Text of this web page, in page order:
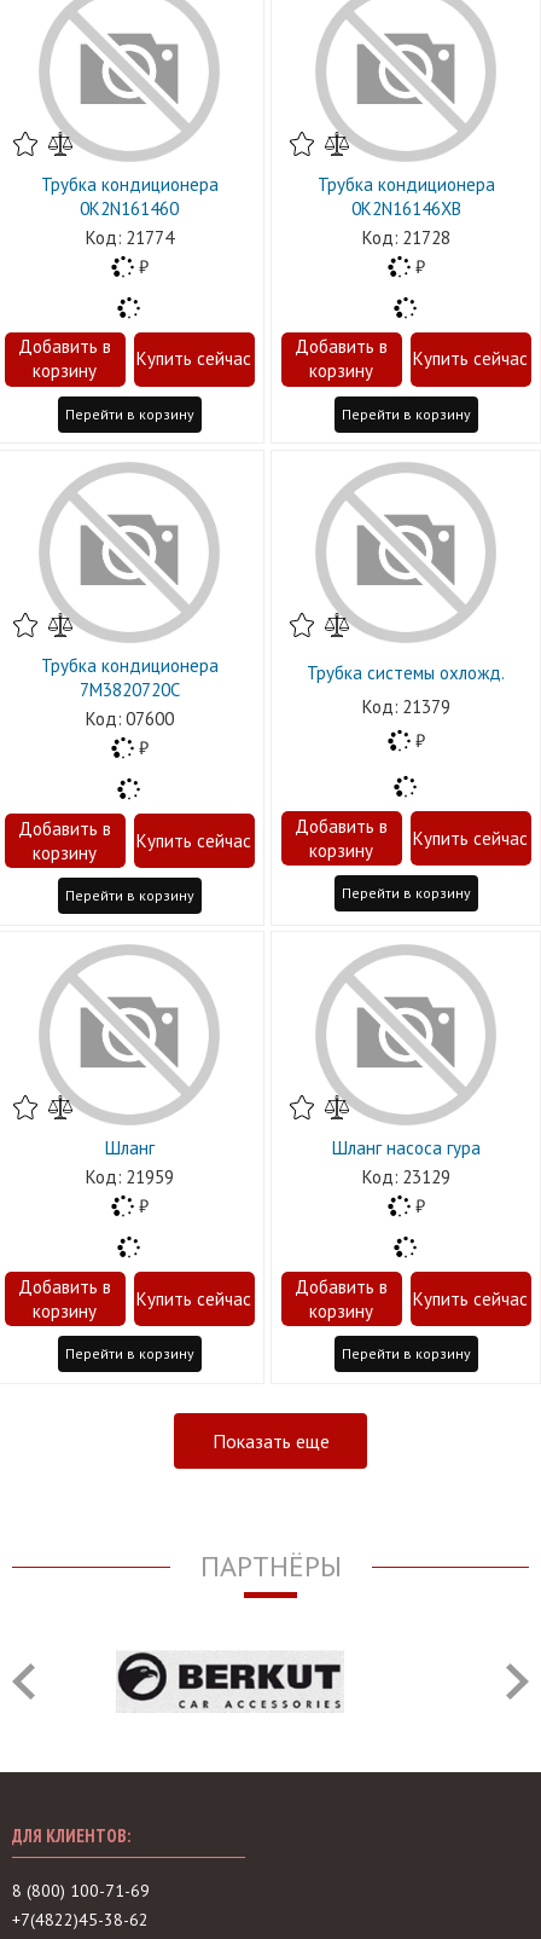
Трубка кондиционера
0K2N161460
21774
Перейти в корзину
Трубка кондиционера
0K2N16146XB
21728
Перейти в корзину
Трубка кондиционера
7M3820720C
07600
Перейти в корзину
Трубка системы охложд.
21379
Перейти в корзину
Шланг
21959
Перейти в корзину
Шланг насоса гура
23129
Перейти в корзину
Показать еще
ПАРТНЁРЫ
ДЛЯ КЛИЕНТОВ:
8 (800) 100-71-69
+7(4822)45-38-62